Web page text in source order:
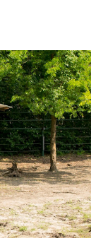
Pontosabban a
távolság. A nők
így akkor is
combokat, ha alig
eszeveszett
kocka. Viszlát
A #Mermaidthighs